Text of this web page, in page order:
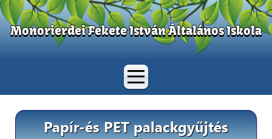
Monorierdei Fekete István Általános Iskola
Papír-és PET palackgyűjtés